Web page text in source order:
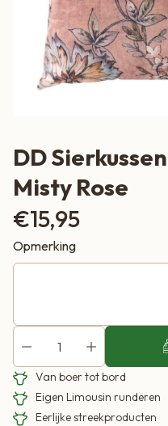
DD
Misty Rose
€15,95
Opmerking
Van boer tot bord
Eigen Limousin runderen
Eerlijke streekproducten